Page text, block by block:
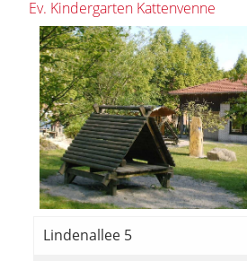
Ev. Kindergarten Kattenvenne
Lindenallee 5